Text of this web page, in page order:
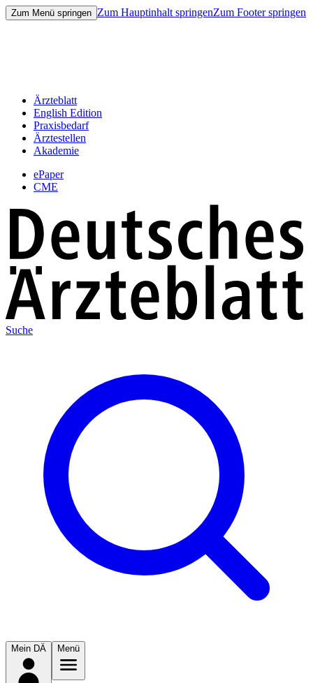
Zum Menü springen Zum Hauptinhalt springenZum Footer springen
Ärzteblatt
English Edition
Praxisbedarf
Ärztestellen
Akademie
ePaper
CME
Suche
Mein DÄ Menü